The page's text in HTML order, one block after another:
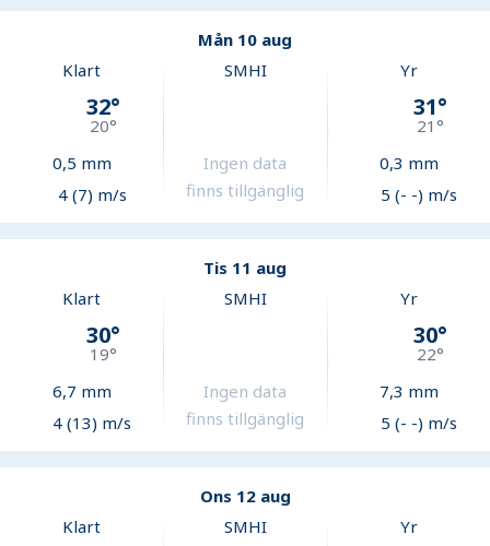
Mån 10 aug
Klart
32°
20°
0,5 mm
4 (7) m/s
SMHI
Ingen data
finns tillgänglig
Yr
31°
21°
0,3 mm
5 (- -) m/s
Tis 11 aug
Klart
30°
19°
6,7 mm
4 (13) m/s
SMHI
Ingen data
finns tillgänglig
Yr
30°
22°
7,3 mm
5 (- -) m/s
Ons 12 aug
Klart
SMHI Yr